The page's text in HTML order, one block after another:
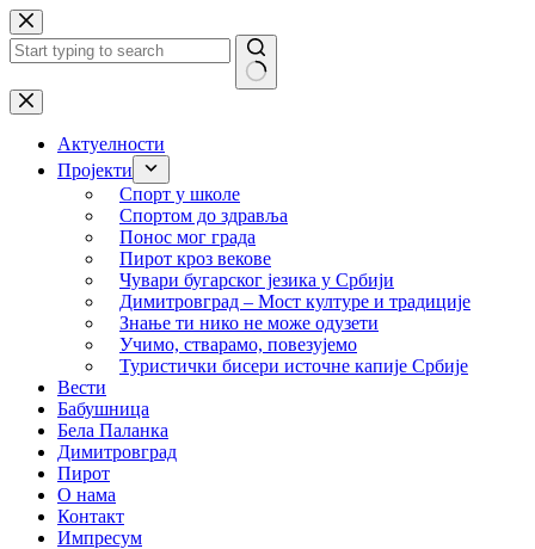
Skip
to
content
No
results
Актуелности
Пројекти
Спорт у школе
Спортом до здравља
Понос мог града
Пирот кроз векове
Чувари бугарског језика у Србији
Димитровград – Мост културе и традиције
Знање ти нико не може одузети
Учимо, стварамо, повезујемо
Туристички бисери источне капије Србије
Вести
Бабушница
Бела Паланка
Димитровград
Пирот
О нама
Контакт
Импресум